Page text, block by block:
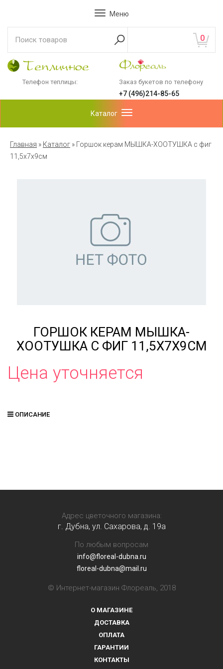
Меню
0
Телефон теплицы: Заказ букетов по телефону
+7 (496)214-85-65
Каталог
Главная » Каталог » Горшок керам МЫШКА-ХООТУШКА с фиг
11,5х7х9см
ГОРШОК КЕРАМ МЫШКА-
ХООТУШКА С ФИГ 11,5Х7Х9СМ
Цена уточняется
ОПИСАНИЕ
Адрес цветочного магазина:
г. Дубна, ул. Сахарова, д. 19a
По любым вопросам
info@floreal-dubna.ru
floreal-dubna@mail.ru
© Интернет-магазин Флореаль, 2018
О МАГАЗИНЕ
ДОСТАВКА
ОПЛАТА
ГАРАНТИИ
КОНТАКТЫ